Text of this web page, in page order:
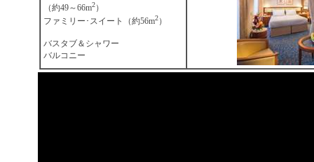
（約49～66m2）
ファミリー･スイート（約56m2）
バスタブ＆シャワー
バルコニー